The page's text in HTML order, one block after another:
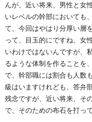
んが、近い将来、男性と女
いレベルの幹部においても
て、今回はやはり分厚い層
って、目玉的にですね、女
いわけではないんですが、
るような体制を作ることを
で、幹部職には割合も人数
級はいますけれども、答弁
残念ですが、近い将来、そ
で、そのための布石を打っ